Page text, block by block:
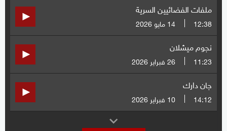
ملفات الفضائيين السرية
12:38 14 مايو 2026
نجوم ميشلان
11:23 26 فبراير 2026
جان دارك
14:12 10 فبراير 2026